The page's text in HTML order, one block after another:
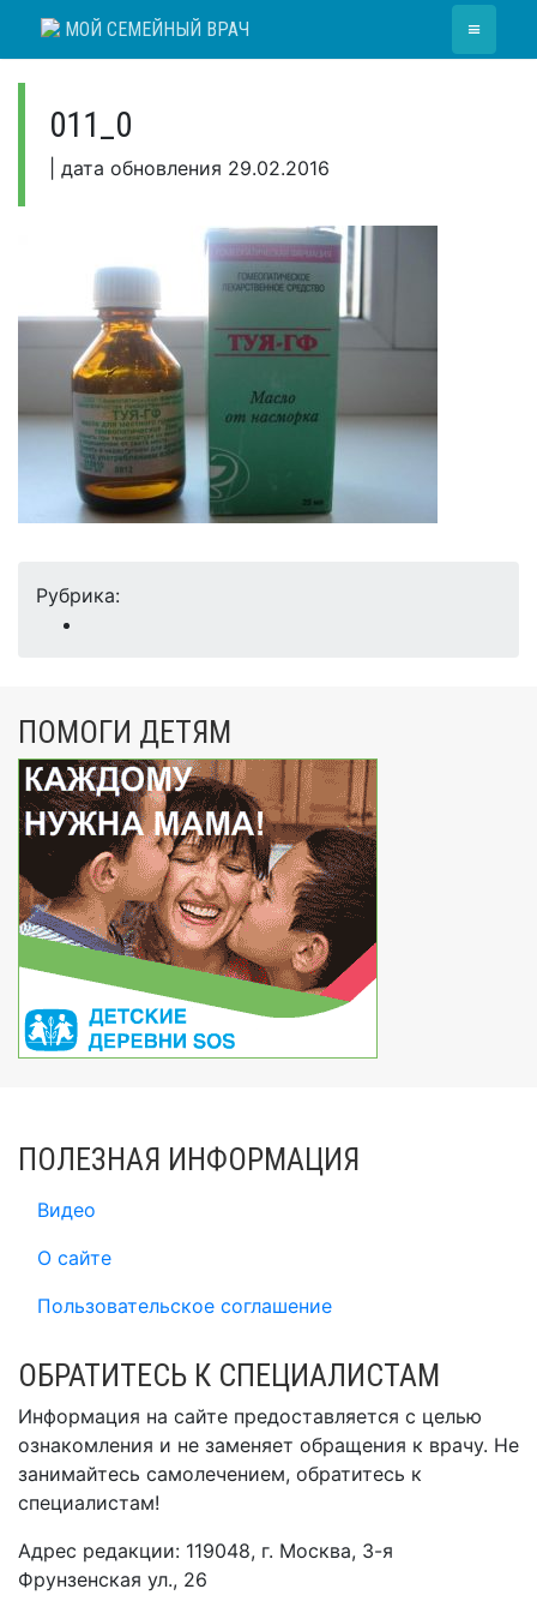
МОЙ СЕМЕЙНЫЙ ВРАЧ ≡
011_0
дата обновления 29.02.2016
Рубрика:
ПОМОГИ ДЕТЯМ
ПОЛЕЗНАЯ ИНФОРМАЦИЯ
Видео
О сайте
Пользовательское соглашение
ОБРАТИТЕСЬ К СПЕЦИАЛИСТАМ
Информация на сайте предоставляется с целью
ознакомления и не заменяет обращения к врачу. Не
занимайтесь самолечением, обратитесь к
специалистам!
Адрес редакции: 119048, г. Москва, 3-я
Фрунзенская ул., 26